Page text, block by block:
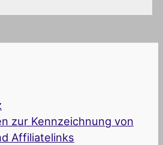
zur Kennzeichnung von
Affiliatelinks